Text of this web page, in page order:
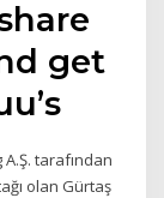
get
A.Ş. tarafından
olan Gürtaş